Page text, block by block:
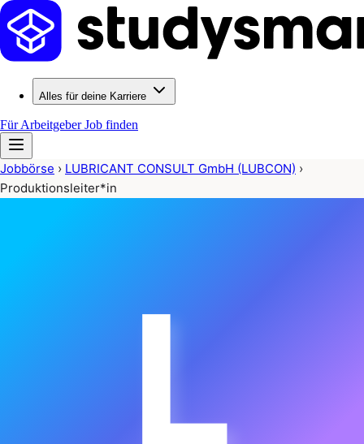
Alles für deine Karriere
Für ArbeitgeberJob finden
Jobbörse › LUBRICANT CONSULT GmbH (LUBCON) ›
Produktionsleiter*in
L